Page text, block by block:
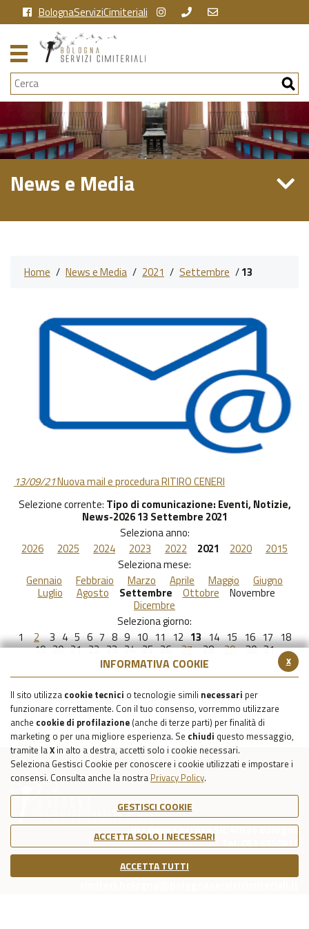
x
INFORMATIVA COOKIE
Il sito utilizza cookie tecnici o tecnologie simili necessari per
funzionare correttamente. Con il tuo consenso, vorremmo utilizzare
anche cookie di profilazione (anche di terze parti) per finalità di
marketing o per una migliore esperienza. Se chiudi questo messaggio,
tramite laX in alto a destra, accetti solo i cookie necessari.
Seleziona Gestisci Cookie per conoscere i cookie utilizzati e impostare i
consensi. Consulta anche la nostra Privacy Policy.
GESTISCI COOKIE
ACCETTA SOLO I NECESSARI
ACCETTA TUTTI
BolognaServiziCimiteriali
Cerca
News e Media
Home / News e Media / 2021 / Settembre /13
13/09/21Nuova mail e procedura RITIRO CENERI
Selezione corrente: Tipo di comunicazione: Eventi, Notizie,
News-2026 13 Settembre 2021
Seleziona anno:
2026
2025 2024 2023 2022 2021 2020
2015
Seleziona mese:
Gennaio
Febbraio Marzo Aprile Maggio Giugno
Luglio Agosto Settembre Ottobre Novembre
Dicembre
Seleziona giorno:
1
2 3 4 5 6 7 8 9 10 11 12 13 14 15 16 17 18
19 20 21 22 23 24 25 26 27 28 29 30 31
Via della Certosa 18, 40134 Bologna
Tel. 051 6150811
C.F./P.IVA Reg. Imp. BO 03079781203
Capitale Sociale Int. Vers. €39.215,69